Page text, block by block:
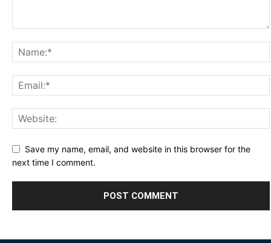
Save my name, email, and website in this browser for the
next time I comment.